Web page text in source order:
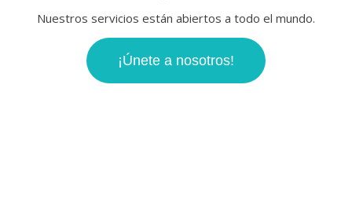
Nuestros servicios están abiertos a todo el mundo.
¡Únete a nosotros!